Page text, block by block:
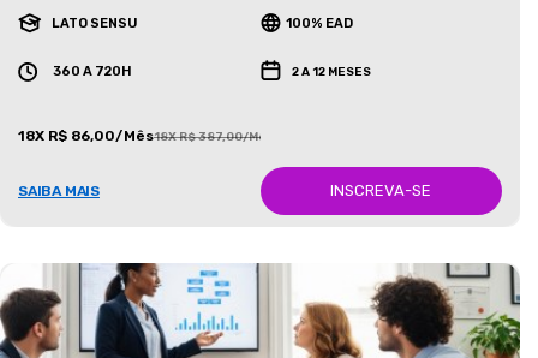
LATO SENSU 100% EAD
360 A 720H 2 A 12 MESES
18X R$ 86,00/Mês18X R$ 387,00/Mês
SAIBA MAIS INSCREVA-SE